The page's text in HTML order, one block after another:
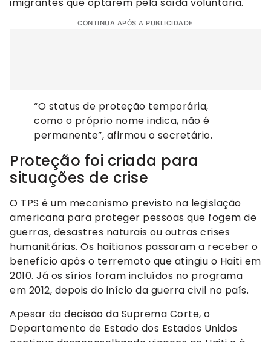
CONTINUA APÓS A PUBLICIDADE
“O status de proteção temporária,
como o próprio nome indica, não é
permanente”, afirmou o secretário.
Proteção foi criada para
situações de crise
O TPS é um mecanismo previsto na legislação
americana para proteger pessoas que fogem de
guerras, desastres naturais ou outras crises
humanitárias. Os haitianos passaram a receber o
benefício após o terremoto que atingiu o Haiti em
2010. Já os sírios foram incluídos no programa
em 2012, depois do início da guerra civil no país.
Apesar da decisão da Suprema Corte, o
Departamento de Estado dos Estados Unidos